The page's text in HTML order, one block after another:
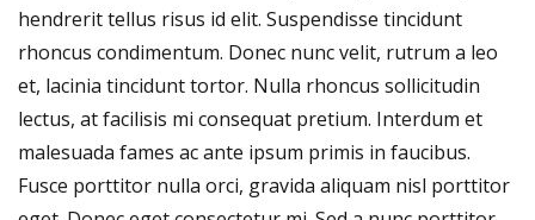
hendrerit tellus risus id elit. Suspendisse tincidunt
rhoncus condimentum. Donec nunc velit, rutrum a leo
et, lacinia tincidunt tortor. Nulla rhoncus sollicitudin
lectus, at facilisis mi consequat pretium. Interdum et
malesuada fames ac ante ipsum primis in faucibus.
Fusce porttitor nulla orci, gravida aliquam nisl porttitor